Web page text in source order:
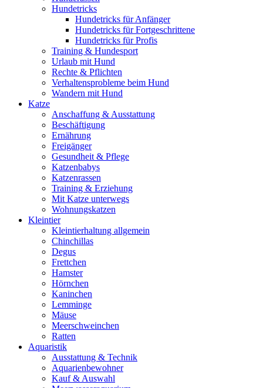
Hundetricks
Hundetricks für Anfänger
Hundetricks für Fortgeschrittene
Hundetricks für Profis
Training & Hundesport
Urlaub mit Hund
Rechte & Pflichten
Verhaltensprobleme beim Hund
Wandern mit Hund
Katze
Anschaffung & Ausstattung
Beschäftigung
Ernährung
Freigänger
Gesundheit & Pflege
Katzenbabys
Katzenrassen
Training & Erziehung
Mit Katze unterwegs
Wohnungskatzen
Kleintier
Kleintierhaltung allgemein
Chinchillas
Degus
Frettchen
Hamster
Hörnchen
Kaninchen
Lemminge
Mäuse
Meerschweinchen
Ratten
Aquaristik
Ausstattung & Technik
Aquarienbewohner
Kauf & Auswahl